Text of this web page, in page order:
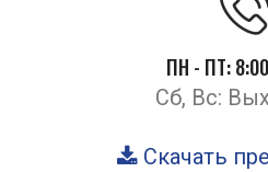
ПН - ПТ:
Сб, Вс:
Скачать